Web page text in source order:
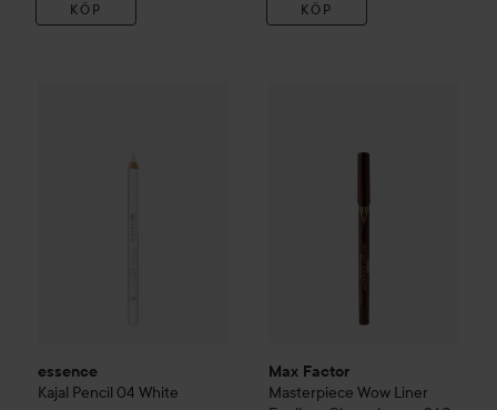
KÖP KÖP
essence
Kajal Pencil 04 White
Max Factor
Masterpiece Wow Liner